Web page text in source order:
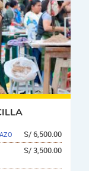
S/ 6,500.00
S/ 3,500.00